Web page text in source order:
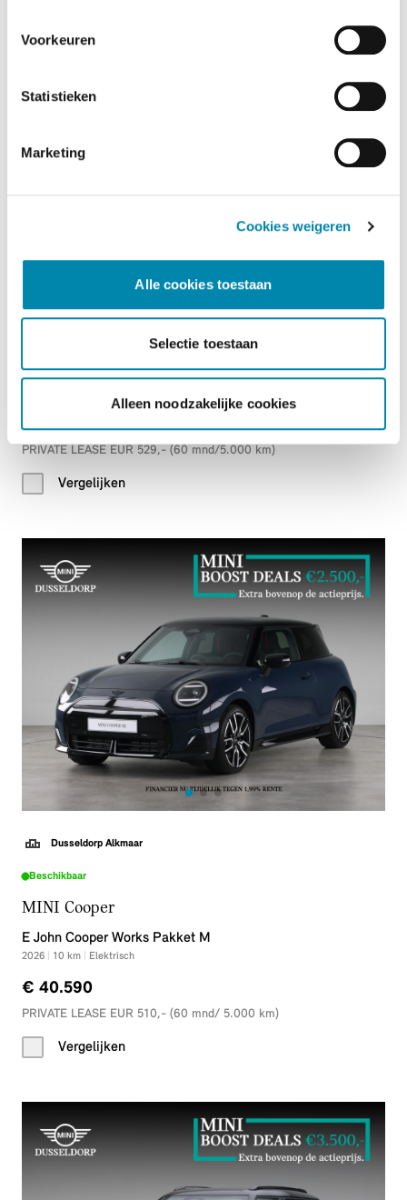
Voorkeuren
Statistieken
Marketing
Cookies weigeren
Alle cookies toestaan
Selectie toestaan
Alleen noodzakelijke cookies
Dusseldorp Rotterdam Noord
Beschikbaar
E Favoured Pakket L
€ 41.178
PRIVATE LEASE EUR 529,- (60 mnd/5.000 km)
Vergelijken
Dusseldorp Alkmaar
Beschikbaar
MINI Cooper
E John Cooper Works Pakket M
2026 10 km Elektrisch
€ 40.590
PRIVATE LEASE EUR 510,- (60 mnd/ 5.000 km)
Vergelijken